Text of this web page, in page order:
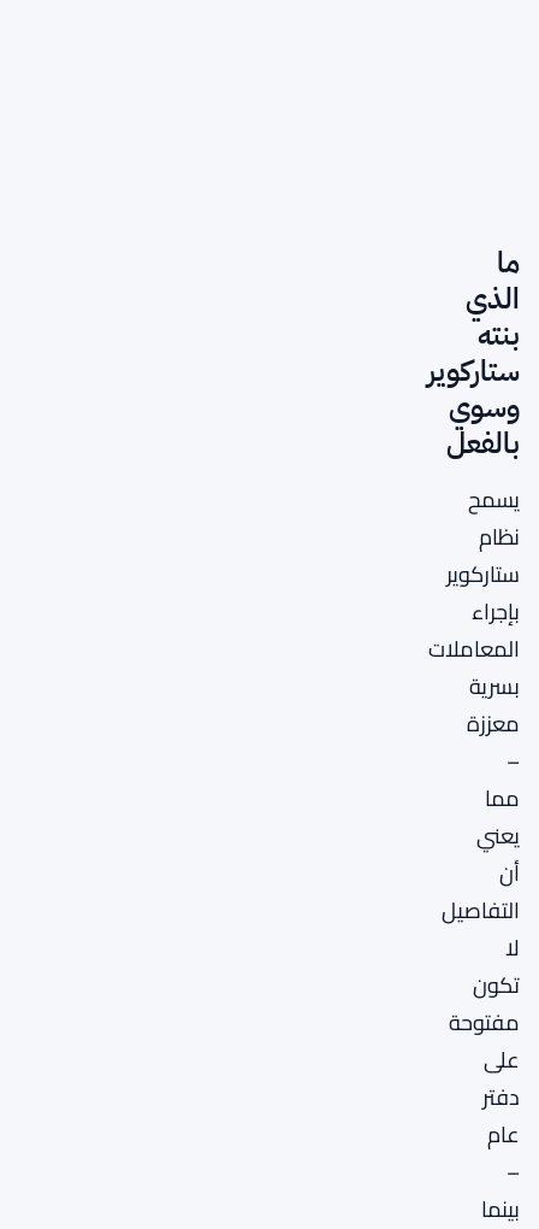
ما
الذي
بنته
ستاركوير
وسوي
بالفعل
يسمح
نظام
ستاركوير
بإجراء
المعاملات
بسرية
معززة
–
مما
يعني
أن
التفاصيل
لا
تكون
مفتوحة
على
دفتر
عام
–
بينما